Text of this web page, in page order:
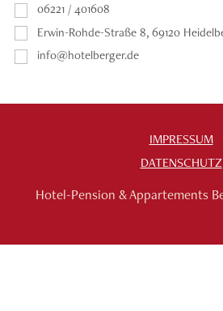
06221 / 401608
Erwin-Rohde-Straße 8, 69120
info@hotelberger.de
IMPRESSUM
DATENSCHUTZ
Hotel-Pension & Appartements